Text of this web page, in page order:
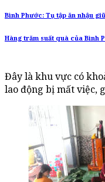
Bình Phước: Tụ tập ăn nhậu
Hàng trăm suất quà của Bình
Đây là khu vực có
lao động bị mất việc,